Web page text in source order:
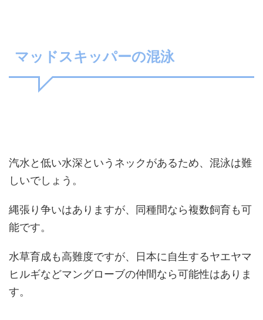
マッドスキッパーの混泳
汽水と低い水深というネックがあるため、混泳は難
しいでしょう。
縄張り争いはありますが、同種間なら複数飼育も可
能です。
水草育成も高難度ですが、日本に自生するヤエヤマ
ヒルギなどマングローブの仲間なら可能性はありま
す。